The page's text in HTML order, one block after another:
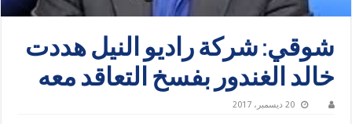
شوقي: شركة راديو النيل هددت
خالد الغندور بفسخ التعاقد معه
20 ديسمبر، 2017